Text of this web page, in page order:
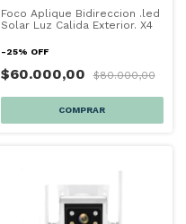
Foco Aplique Bidireccion .led
Solar Luz Calida Exterior. X4
-25% OFF
$60.000,00 $80.000,00